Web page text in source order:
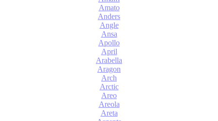
Amato
Anders
Angle
Ansa
Apollo
April
Arabella
Aragon
Arch
Arctic
Areo
Areola
Areta